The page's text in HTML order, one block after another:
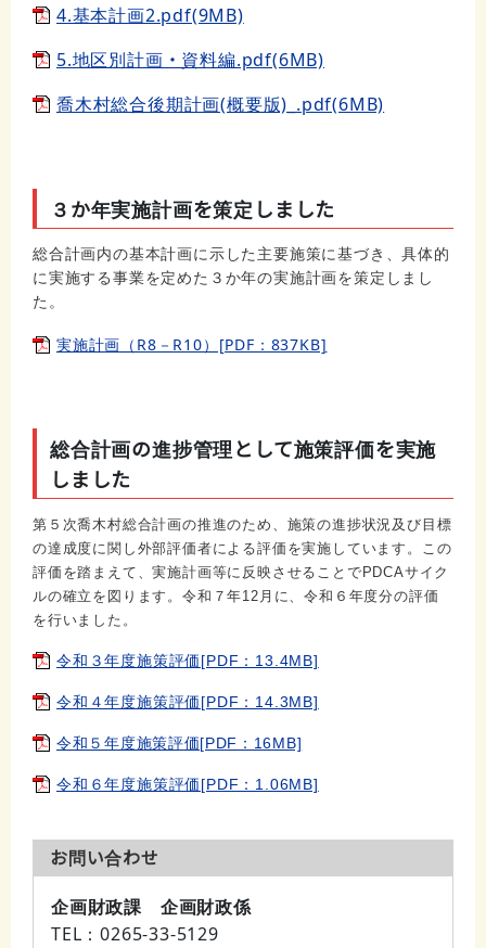
4.基本計画2.pdf(9MB)
5.地区別計画・資料編.pdf(6MB)
喬木村総合後期計画(概要版)_.pdf(6MB)
３か年実施計画を策定しました
総合計画内の基本計画に示した主要施策に基づき、具体的
に実施する事業を定めた３か年の実施計画を策定しまし
た。
実施計画（R8－R10）[PDF：837KB]
総合計画の進捗管理として施策評価を実施
しました
第５次喬木村総合計画の推進のため、施策の進捗状況及び目標
の達成度に関し外部評価者による評価を実施しています。 こ の
評価を踏まえて、実施計画等に反映させることでPDCAサイク
ルの確立を図ります。令和７年12月に、令和６年度分の評価
を行いました。
令和３年度施策評価[PDF：13.4MB]
令和４年度施策評価[PDF：14.3MB]
令和５年度施策評価[PDF：16MB]
令和６年度施策評価[PDF：1.06MB]
お問い合わせ
企画財政課 企画財政係
TEL ：0265-33-5129